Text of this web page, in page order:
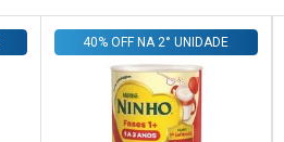
40% OFF NA 2° UNIDADE